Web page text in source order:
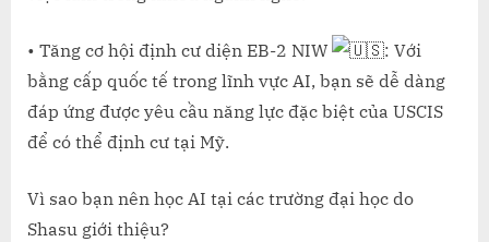
• Tăng cơ hội định cư diện EB-2 NIW
: Với
bằng cấp quốc tế trong lĩnh vực AI, bạn sẽ dễ dàng
đáp ứng được yêu cầu năng lực đặc biệt của USCIS
để có thể định cư tại Mỹ.
Vì sao bạn nên học AI tại các trường đại học do
Shasu giới thiệu?